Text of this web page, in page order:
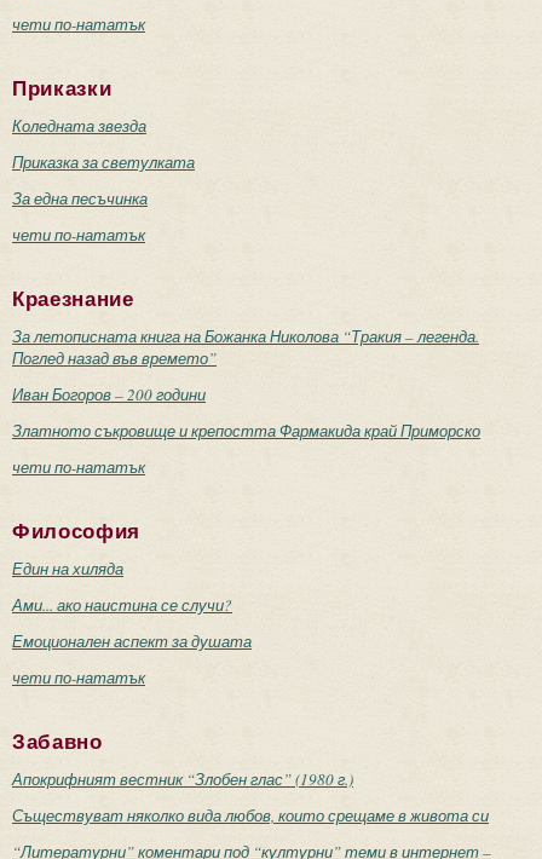
чети по-нататък
Приказки
Коледната звезда
Приказка за светулката
За една песъчинка
чети по-нататък
Краезнание
За летописната книга на Божанка Николова “Тракия – легенда.
Поглед назад във времето”
Иван Богоров – 200 години
Златното съкровище и крепостта Фармакида край Приморско
чети по-нататък
Философия
Един на хиляда
Ами... ако наистина се случи?
Емоционален аспект за душата
чети по-нататък
Забавно
Апокрифният вестник “Злобен глас” (1980 г.)
Съществуват няколко вида любов, които срещаме в живота си
“Литературни” коментари под “културни” теми в интернет –